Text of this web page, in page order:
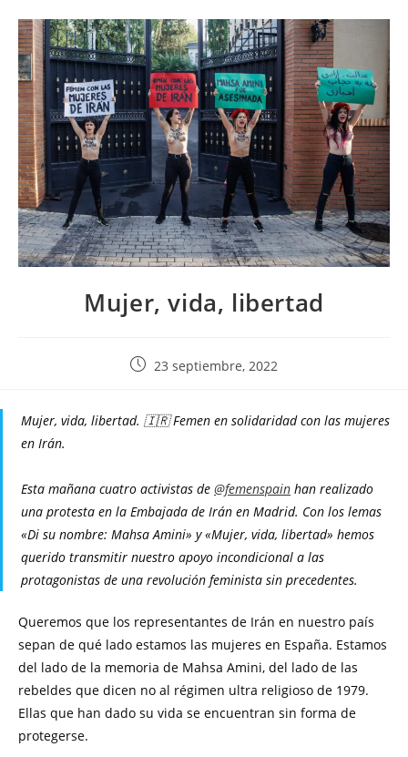
Mujer, vida, libertad
23 septiembre, 2022
Mujer, vida, libertad. 🇮🇷 Femen en solidaridad con las mujeres
en Irán.
Esta mañana cuatro activistas de @femenspain han realizado
una protesta en la Embajada de Irán en Madrid. Con los lemas
«Di su nombre: Mahsa Amini» y «Mujer, vida, libertad» hemos
querido transmitir nuestro apoyo incondicional a las
protagonistas de una revolución feminista sin precedentes.
Queremos que los representantes de Irán en nuestro país
sepan de qué lado estamos las mujeres en España. Estamos
del lado de la memoria de Mahsa Amini, del lado de las
rebeldes que dicen no al régimen ultra religioso de 1979.
Ellas que han dado su vida se encuentran sin forma de
protegerse.